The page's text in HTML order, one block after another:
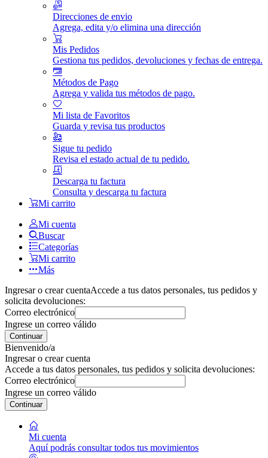
Direcciones de envio
Agrega, edita y/o elimina una dirección
Mis Pedidos
Gestiona tus pedidos, devoluciones y fechas de entrega.
Métodos de Pago
Agrega y valida tus métodos de pago.
Mi lista de Favoritos
Guarda y revisa tus productos
Sigue tu pedido
Revisa el estado actual de tu pedido.
Descarga tu factura
Consulta y descarga tu factura
Mi carrito
Mi cuenta
Buscar
Categorías
Mi carrito
Más
Ingresar o crear cuentaAccede a tus datos personales, tus pedidos y
solicita devoluciones:
Correo electrónico
Ingrese un correo válido
Continuar
Bienvenido/a
Ingresar o crear cuenta
Accede a tus datos personales, tus pedidos y solicita devoluciones:
Correo electrónico
Ingrese un correo válido
Continuar
Mi cuenta
Aquí podrás consultar todos tus movimientos